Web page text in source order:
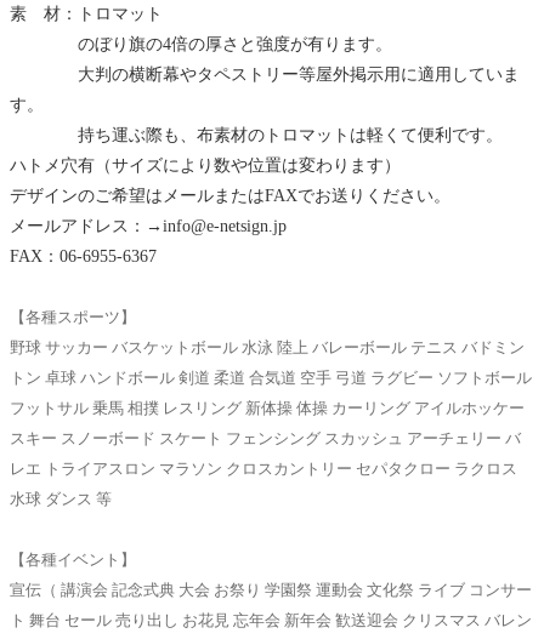
素 材：トロマット
のぼり旗の4倍の厚さと強度が有ります。
大判の横断幕やタペストリー等屋外掲示用に適用していま
す。
持ち運ぶ際も、布素材のトロマットは軽くて便利です。
ハトメ穴有（サイズにより数や位置は変わります）
デザインのご希望はメールまたはFAXでお送りください。
メールアドレス： →info@e-netsign.jp
FAX：06-6955-6367
【各種スポーツ】
野球 サッカー バスケットボール 水泳 陸上 バレーボール テニス バドミン
トン 卓球 ハンドボール 剣道 柔道 合気道 空手 弓道 ラグビー ソフトボール
フットサル 乗馬 相撲 レスリング 新体操 体操 カーリング アイルホッケー
スキー スノーボード スケート フェンシング スカッシュ アーチェリー バ
レエ トライアスロン マラソン クロスカントリー セパタクロー ラクロス
水球 ダンス 等
【各種イベント】
宣伝（ 講演会 記念式典 大会 お祭り 学園祭 運動会 文化祭 ライブ コンサー
ト 舞台 セール 売り出し お花見 忘年会 新年会 歓送迎会 クリスマス バレン